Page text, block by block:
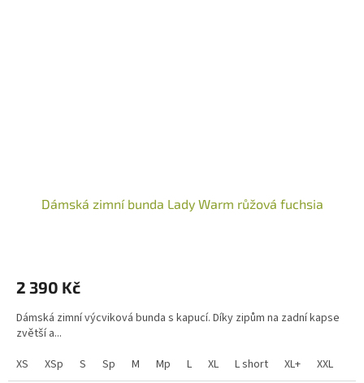
Dámská zimní bunda Lady Warm růžová fuchsia
2 390 Kč
Dámská zimní výcviková bunda s kapucí. Díky zipům na zadní kapse
zvětší a...
XS
XSp S Sp M Mp L XL L short XL+ XXL